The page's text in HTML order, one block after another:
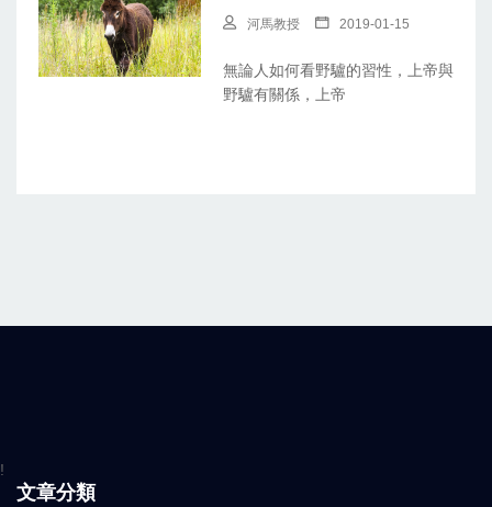
河馬教授 2019-01-15
無論人如何看野驢的習性，上帝與
野驢有關係，上帝
!
文章分類